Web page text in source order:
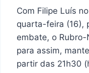
Com Filipe Luís
quarta-feira (16),
embate, o
para assim,
partir das 21h30